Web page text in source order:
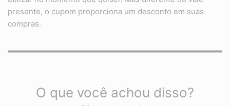
presente, o cupom proporciona um desconto em suas
compras.
O que você achou disso?